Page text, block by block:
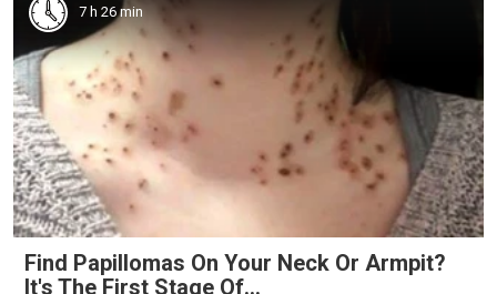
7 h 26 min
Find Papillomas On Your Neck Or Armpit?
It's The First Stage Of...